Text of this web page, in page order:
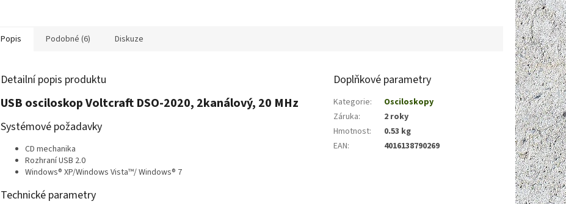
Popis Podobné (6) Diskuze
Detailní popis produktu
USB osciloskop Voltcraft DSO-2020, 2kanálový, 20 MHz
Systémové požadavky
CD mechanika
Rozhraní USB 2.0
Windows® XP/Windows Vista™/ Windows® 7
Technické parametry
Doplňkové parametry
Kategorie:
Osciloskopy
Záruka:
2 roky
Hmotnost:
0.53 kg
EAN: 4016138790269